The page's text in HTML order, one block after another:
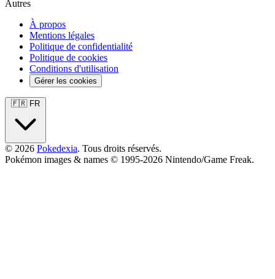
Autres
À propos
Mentions légales
Politique de confidentialité
Politique de cookies
Conditions d'utilisation
Gérer les cookies
© 2026 Pokedexia. Tous droits réservés.
Pokémon images & names © 1995-2026 Nintendo/Game Freak.